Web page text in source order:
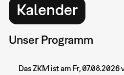
Kalender
Unser Programm
Das ZKM ist am Fr, 07.08.2026